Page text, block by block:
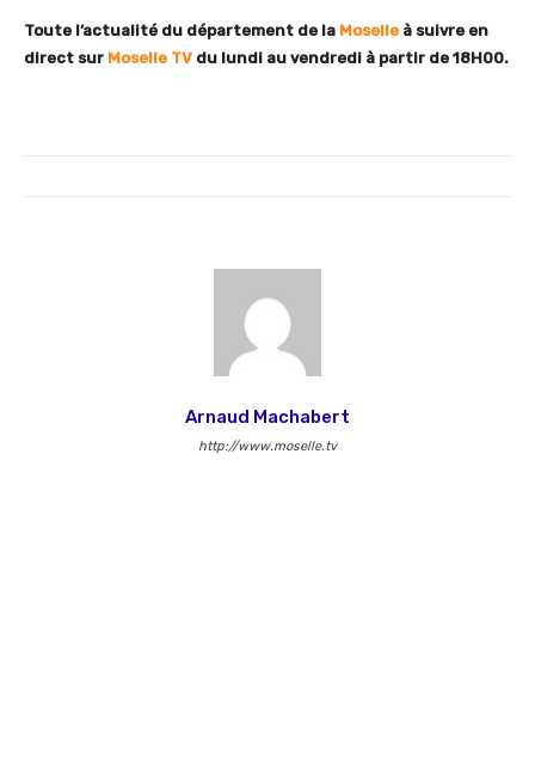
Toute l’actualité du département de la Moselle à suivre en
direct sur Moselle TV du lundi au vendredi à partir de 18H00.
Arnaud Machabert
http://www.moselle.tv